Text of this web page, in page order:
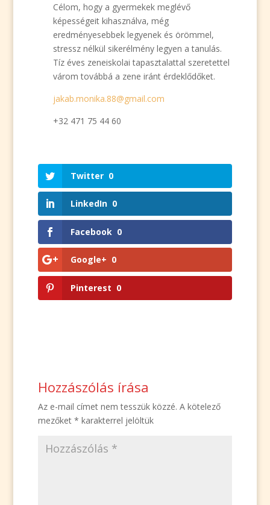
Célom, hogy a gyermekek meglévő
képességeit kihasználva, még
eredményesebbek legyenek és örömmel,
stressz nélkül sikerélmény legyen a tanulás.
Tíz éves zeneiskolai tapasztalattal szeretettel
várom továbbá a zene iránt érdeklődőket.
jakab.monika.88@gmail.com
+32 471 75 44 60
Twitter 0
LinkedIn 0
Facebook 0
Google+ 0
Pinterest 0
Hozzászólás írása
Az e-mail címet nem tesszük közzé. A kötelező
mezőket * karakterrel jelöltük